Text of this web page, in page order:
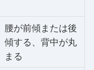
腰が前傾または後
傾する、背中が丸
まる